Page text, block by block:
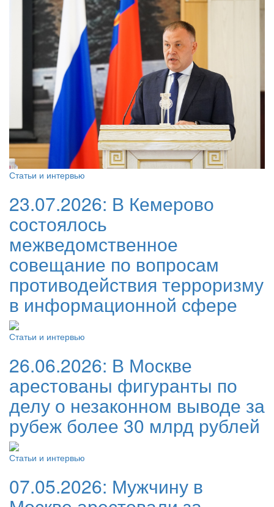
Статьи и интервью
23.07.2026: В Кемерово
состоялось
межведомственное
совещание по вопросам
противодействия терроризму
в информационной сфере
Статьи и интервью
26.06.2026: В Москве
арестованы фигуранты по
делу о незаконном выводе за
рубеж более 30 млрд рублей
Статьи и интервью
07.05.2026: Мужчину в